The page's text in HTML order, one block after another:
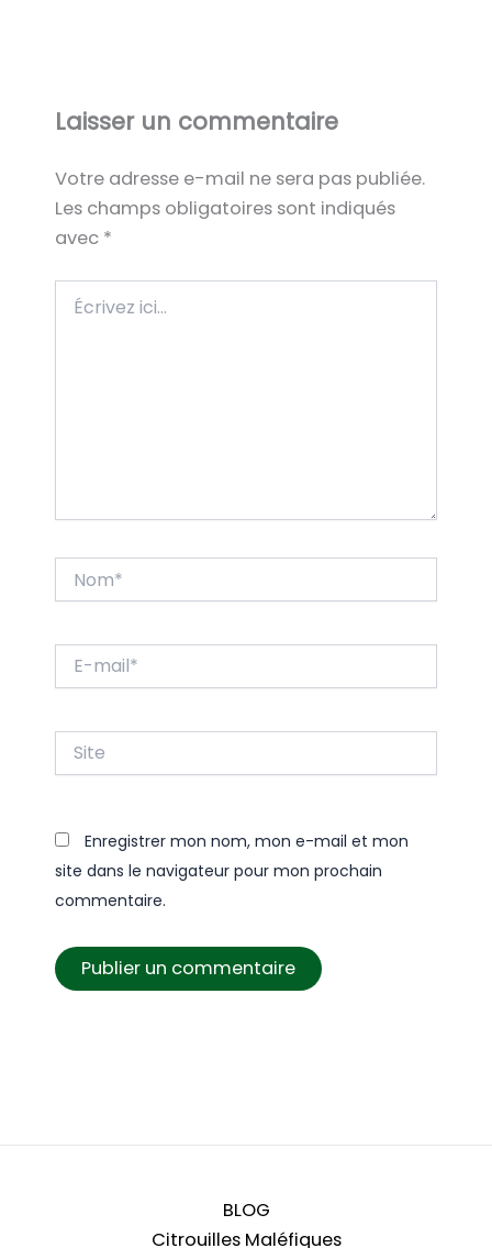
Laisser un commentaire
Votre adresse e-mail ne sera pas publiée.
Les champs obligatoires sont indiqués
avec *
ici…
mail*
Enregistrer mon nom, mon e-mail et mon
site dans le navigateur pour mon prochain
commentaire.
BLOG
Citrouilles Maléfiques